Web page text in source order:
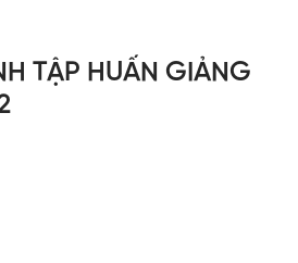
TẬP HUẤN GIẢNG